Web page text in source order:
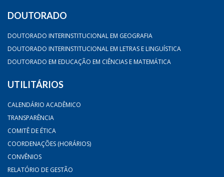
DOUTORADO
DOUTORADO INTERINSTITUCIONAL EM GEOGRAFIA
DOUTORADO INTERINSTITUCIONAL EM LETRAS E LINGUÍSTICA
DOUTORADO EM EDUCAÇÃO EM CIÊNCIAS E MATEMÁTICA
UTILITÁRIOS
CALENDÁRIO ACADÊMICO
TRANSPARÊNCIA
COMITÊ DE ÉTICA
COORDENAÇÕES (HORÁRIOS)
CONVÊNIOS
RELATÓRIO DE GESTÃO